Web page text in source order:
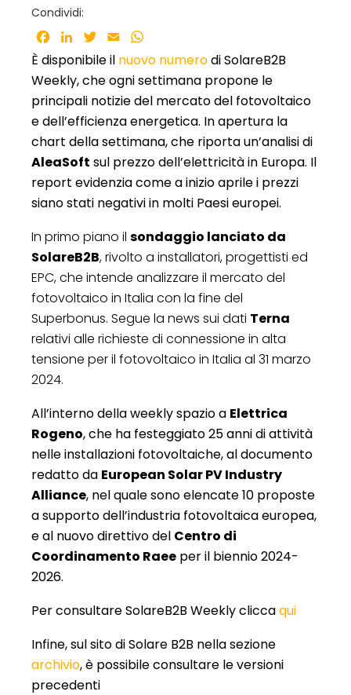
Condividi:
Facebook
LinkedInTwitter
Email
È disponibile il nuovo numerodi SolareB2B
Weekly, che ogni settimana propone le
principali notizie del mercato del fotovoltaico
e dell’efficienza energetica. In apertura la
chart della settimana, che riporta un’analisi di
AleaSoft sul prezzo dell’elettricità in Europa. Il
report evidenzia come a inizio aprile i prezzi
siano stati negativi in molti Paesi europei.
In primo piano il sondaggio lanciato da
SolareB2B, rivolto a installatori, progettisti ed
EPC, che intende analizzare il mercato del
fotovoltaico in Italia con la fine del
Superbonus. Segue la news sui dati Terna
relativi alle richieste di connessione in alta
tensione per il fotovoltaico in Italia al 31 marzo
2024.
All’interno della weekly spazio a Elettrica
Rogeno, che ha festeggiato 25 anni di attività
nelle installazioni fotovoltaiche, al documento
redatto da European Solar PV Industry
Alliance, nel quale sono elencate 10 proposte
a supporto dell’industria fotovoltaica europea,
e al nuovo direttivo del Centro di
Coordinamento Raee per il biennio 2024-
2026.
Per consultare SolareB2B Weekly cliccaqui
Infine, sul sito di Solare B2B nella sezione
archivio, è possibile consultare le versioni
precedenti